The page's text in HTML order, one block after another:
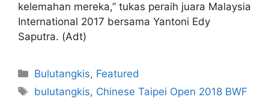
kelemahan mereka,” tukas peraih juara Malaysia
International 2017 bersama Yantoni Edy
Saputra. (Adt)
Bulutangkis, Featured
bulutangkis, Chinese Taipei Open 2018 BWF